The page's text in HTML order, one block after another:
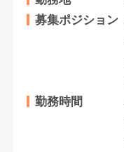
募集ポジション
勤務時間